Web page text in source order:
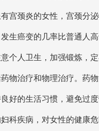
宫颈炎的女性，宫颈分
生癌变的几率比普通人高
个人卫生，加强锻炼，
物治疗和物理治疗。药
好的生活习惯，避免过
科疾病，对女性的健康